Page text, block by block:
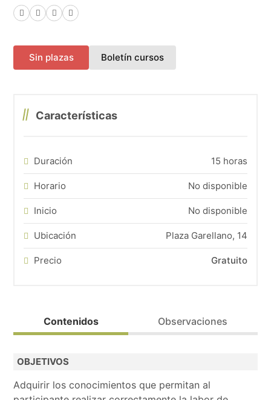
Sin plazas Boletín cursos(abre en una nueva
Características
Duración 15 horas
Horario No disponible
Inicio No disponible
Ubicación Plaza Garellano, 14
Precio Gratuito
Contenidos
OBJETIVOS
Adquirir los conocimientos que permitan al
Observaciones
Acción formativa pendiente de resolución de la